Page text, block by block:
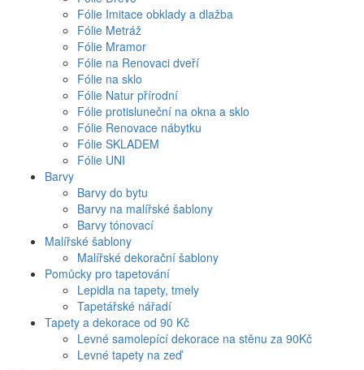
Fólie Imitace obklady a dlažba
Fólie Metráž
Fólie Mramor
Fólie na Renovaci dveří
Fólie na sklo
Fólie Natur přírodní
Fólie protisluneční na okna a sklo
Fólie Renovace nábytku
Fólie SKLADEM
Fólie UNI
Barvy
Barvy do bytu
Barvy na malířské šablony
Barvy tónovací
Malířské šablony
Malířské dekorační šablony
Pomůcky pro tapetování
Lepidla na tapety, tmely
Tapetářské nářadí
Tapety a dekorace od 90 Kč
Levné samolepící dekorace na stěnu za 90Kč
Levné tapety na zeď